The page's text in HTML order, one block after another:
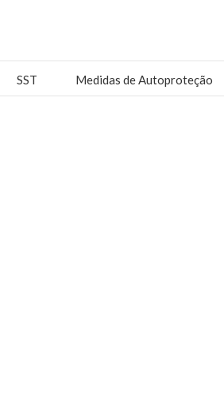
SST Medidas de Autoproteção